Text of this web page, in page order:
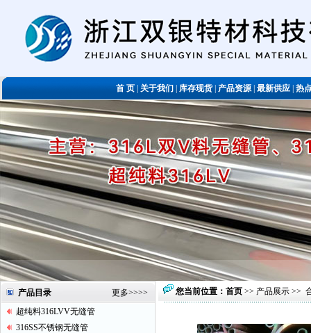
首 页关于我们库存现货|产品资源|最新供应|热
产品目录 更多>>>>
超纯料316LVV无缝管
316SS不锈钢无缝管
您当前位置： 首页 >> 产品展示 >>